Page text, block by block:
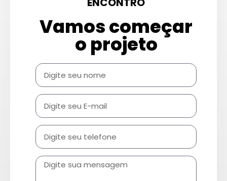
Vamos começar
o projeto